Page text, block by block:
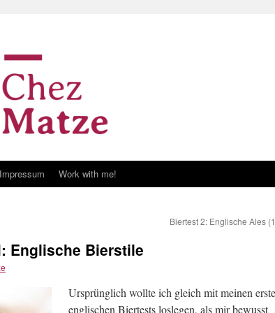
Impressum Work with me!
Biertest 2: Englische Ales
Englische Bierstile
Ursprünglich wollte ich gleich mit meinen
englischen Biertests loslegen, als mir bewusst